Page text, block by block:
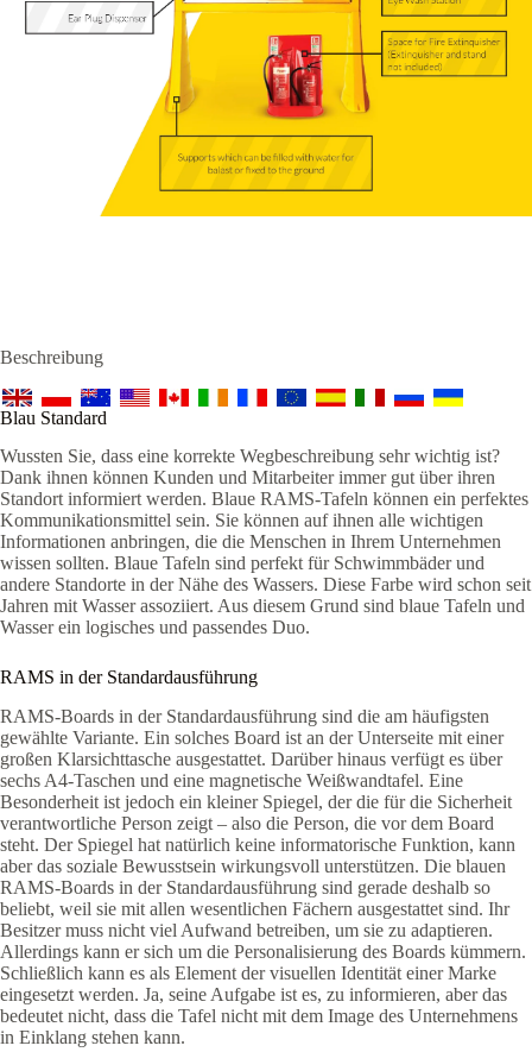
Beschreibung
Blau Standard
Wussten Sie, dass eine korrekte Wegbeschreibung sehr wichtig ist?
Dank ihnen können Kunden und Mitarbeiter immer gut über ihren
Standort informiert werden. Blaue RAMS-Tafeln können ein perfektes
Kommunikationsmittel sein. Sie können auf ihnen alle wichtigen
Informationen anbringen, die die Menschen in Ihrem Unternehmen
wissen sollten. Blaue Tafeln sind perfekt für Schwimmbäder und
andere Standorte in der Nähe des Wassers. Diese Farbe wird schon seit
Jahren mit Wasser assoziiert. Aus diesem Grund sind blaue Tafeln und
Wasser ein logisches und passendes Duo.
RAMS in der Standardausführung
RAMS-Boards in der Standardausführung sind die am häufigsten
gewählte Variante. Ein solches Board ist an der Unterseite mit einer
großen Klarsichttasche ausgestattet. Darüber hinaus verfügt es über
sechs A4-Taschen und eine magnetische Weißwandtafel. Eine
Besonderheit ist jedoch ein kleiner Spiegel, der die für die Sicherheit
verantwortliche Person zeigt – also die Person, die vor dem Board
steht. Der Spiegel hat natürlich keine informatorische Funktion, kann
aber das soziale Bewusstsein wirkungsvoll unterstützen. Die blauen
RAMS-Boards in der Standardausführung sind gerade deshalb so
beliebt, weil sie mit allen wesentlichen Fächern ausgestattet sind. Ihr
Besitzer muss nicht viel Aufwand betreiben, um sie zu adaptieren.
Allerdings kann er sich um die Personalisierung des Boards kümmern.
Schließlich kann es als Element der visuellen Identität einer Marke
eingesetzt werden. Ja, seine Aufgabe ist es, zu informieren, aber das
bedeutet nicht, dass die Tafel nicht mit dem Image des Unternehmens
in Einklang stehen kann.